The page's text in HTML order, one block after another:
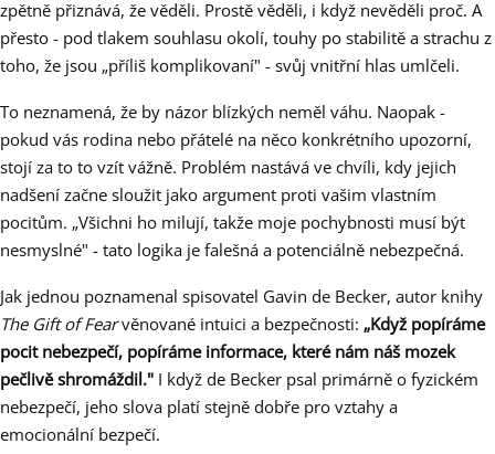
zpětně přiznává, že věděli. Prostě věděli, i když nevěděli proč. A
přesto - pod tlakem souhlasu okolí, touhy po stabilitě a strachu z
toho, že jsou „příliš komplikovaní" - svůj vnitřní hlas umlčeli.
To neznamená, že by názor blízkých neměl váhu. Naopak -
pokud vás rodina nebo přátelé na něco konkrétního upozorní,
stojí za to to vzít vážně. Problém nastává ve chvíli, kdy jejich
nadšení začne sloužit jako argument proti vašim vlastním
pocitům. „Všichni ho milují, takže moje pochybnosti musí být
nesmyslné" - tato logika je falešná a potenciálně nebezpečná.
Jak jednou poznamenal spisovatel Gavin de Becker, autor knihy
The Gift of Fearvěnované intuici a bezpečnosti: „Když popíráme
pocit nebezpečí, popíráme informace, které nám náš mozek
pečlivě shromáždil." I když de Becker psal primárně o fyzickém
nebezpečí, jeho slova platí stejně dobře pro vztahy a
emocionální bezpečí.